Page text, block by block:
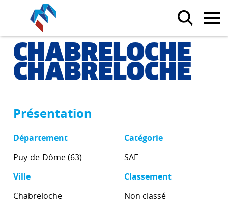
CHABRELOCHE
CHABRELOCHE
Présentation
Département
Puy-de-Dôme (63)
Ville
Chabreloche
Catégorie
SAE
Classement
Non classé